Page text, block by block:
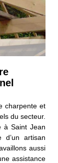
charpente et
du secteur.
à Saint Jean
d’un artisan
aussi
assistance